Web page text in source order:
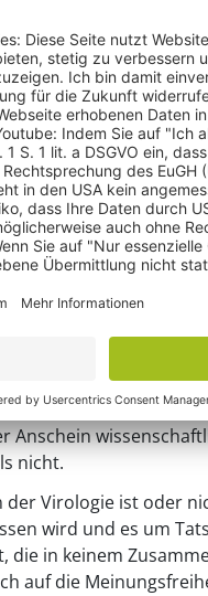
Gespräch,
seines
sich indiesem
auf die
wissenschaftlicher
schützt die
Entscheidungen
der Person des
der öffentlichen
Kein
Voraussetzungen
auf die sich
nicht.
Virologie ist oder
wird und es um
in keinem
auf die